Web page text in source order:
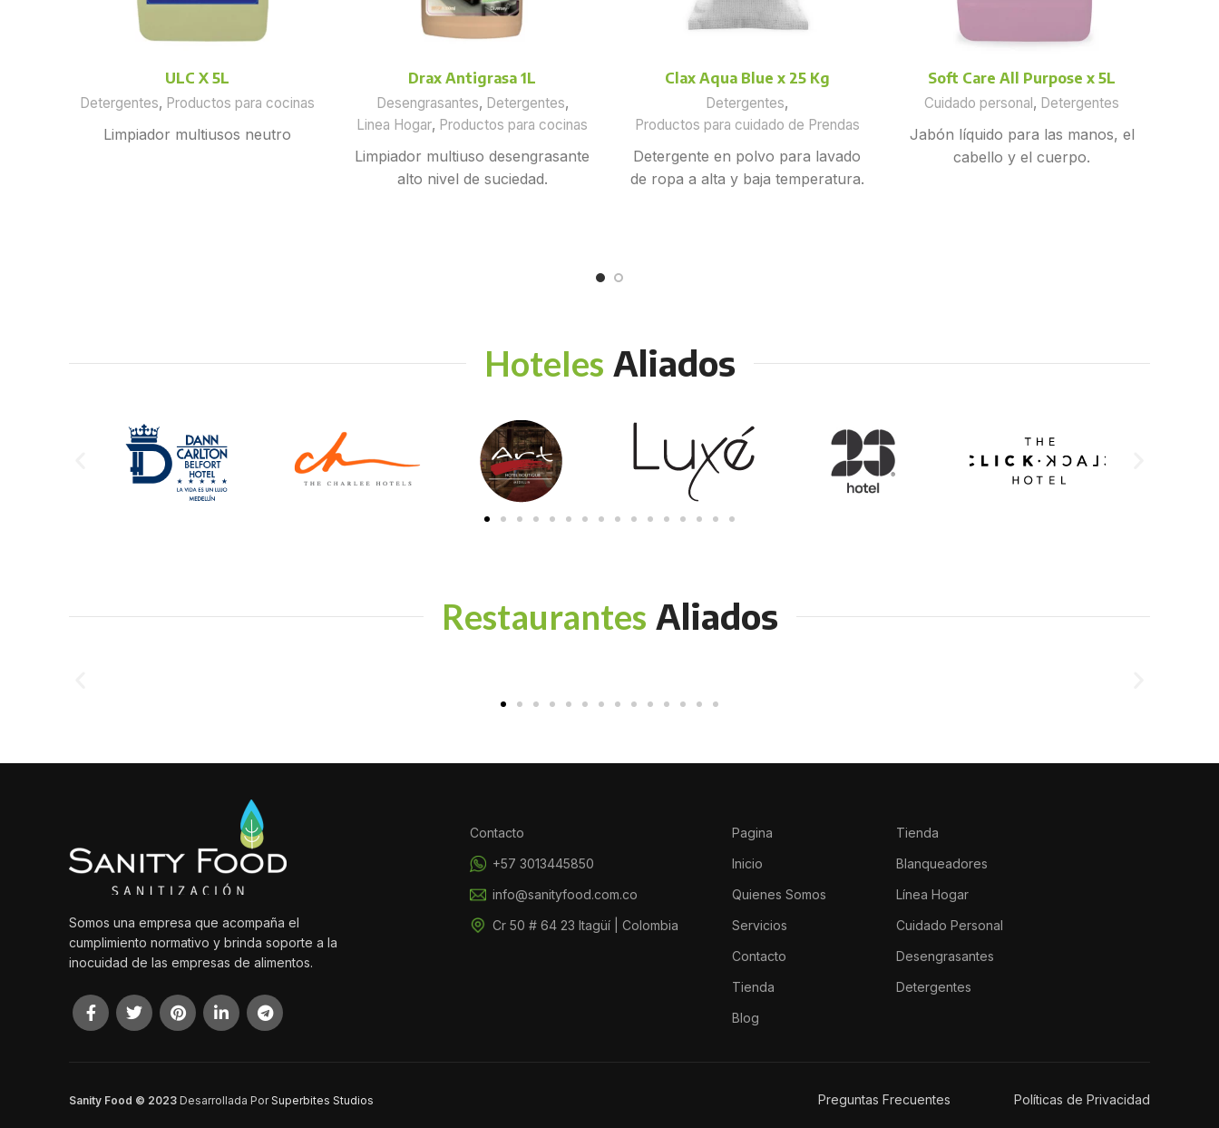
ULC X 5L
Detergentes, Productos para cocinas
Limpiador multiusos neutro
Drax Antigrasa 1L
Desengrasantes, Detergentes,
Linea Hogar, Productos para cocinas
Limpiador multiuso desengrasante
alto nivel de suciedad.
Clax Aqua Blue x 25 Kg
Detergentes,
Productos para cuidado de Prendas
Detergente en polvo para lavado
de ropa a alta y baja temperatura.
Soft Care All Purpose x 5L
Cuidado personal, Detergentes
Jabón líquido para las manos, el
cabello y el cuerpo.
Hoteles Aliados
Restaurantes Aliados
Somos una empresa que acompaña el
cumplimiento normativo y brinda soporte a la
inocuidad de las empresas de alimentos.
Contacto
+57 3013445850
info@sanityfood.com.co
Cr 50 # 64 23 Itagüí | Colombia
Pagina
Inicio
Quienes Somos
Servicios
Contacto
Tienda
Blog
Tienda
Blanqueadores
Línea Hogar
Cuidado Personal
Desengrasantes
Detergentes
Sanity Food © 2023 Desarrollada PorSuperbites Studios Preguntas Frecuentes Políticas de Privacidad